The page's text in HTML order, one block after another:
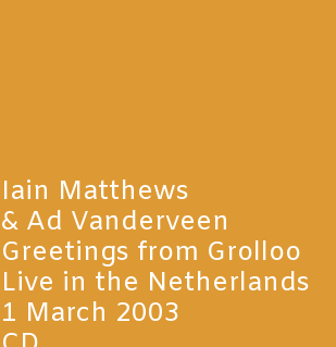
Iain Matthews
& Ad Vanderveen
Greetings from Grolloo
Live in the Netherlands
1 March 2003